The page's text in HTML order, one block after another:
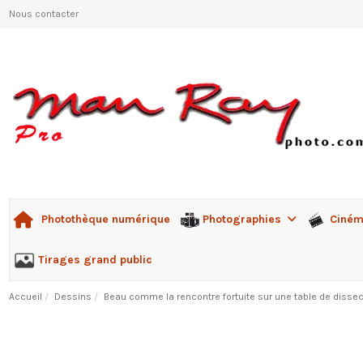
Nous contacter
Photothèque numérique Photographies
Tirages grand public
Accueil Dessins Beau comme la rencontre fortuite sur une table de